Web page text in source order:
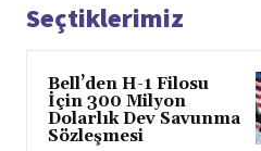
Seçtiklerimiz
Bell’den H-1 Filosu
İçin 300 Milyon
Dolarlık Dev Savunma
Sözleşmesi